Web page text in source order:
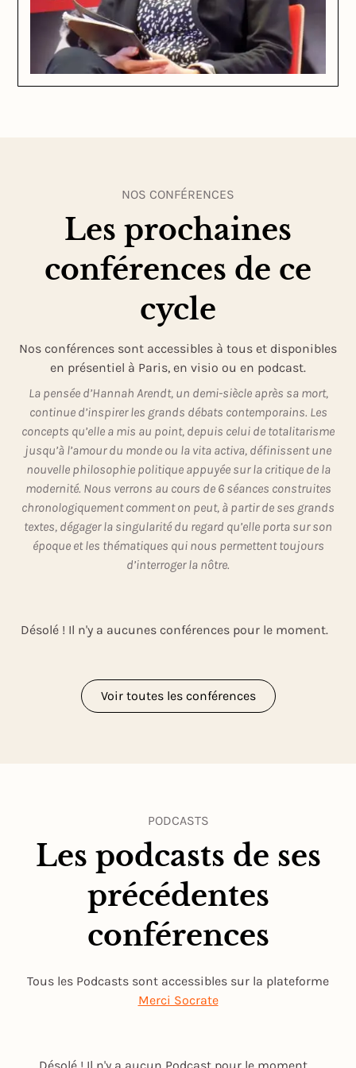
NOS CONFÉRENCES
Les prochaines
conférences de ce
cycle
Nos conférences sont accessibles à tous et disponibles
en présentiel à Paris, en visio ou en podcast.
La pensée d’Hannah Arendt, un demi-siècle après sa mort,
continue d’inspirer les grands débats contemporains. Les
concepts qu’elle a mis au point, depuis celui de totalitarisme
jusqu’à l’amour du monde ou la vita activa, définissent une
nouvelle philosophie politique appuyée sur la critique de la
modernité. Nous verrons au cours de 6 séances construites
chronologiquement comment on peut, à partir de ses grands
textes, dégager la singularité du regard qu’elle porta sur son
époque et les thématiques qui nous permettent toujours
d’interroger la nôtre.
Désolé ! Il n'y a aucunes conférences pour le moment.
Voir toutes les conférences
PODCASTS
Les podcasts de ses
précédentes
conférences
Tous les Podcasts sont accessibles sur la plateforme
Merci Socrate